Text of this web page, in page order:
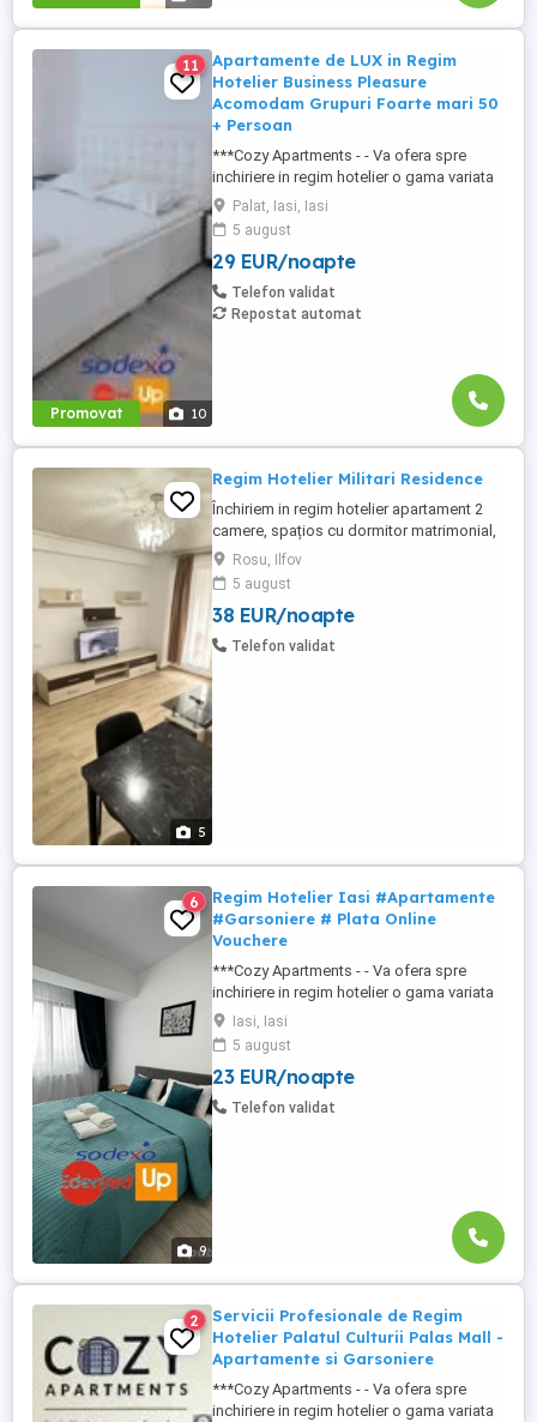
Promovat 10
11
Apartamente de LUX in Regim
Hotelier Business Pleasure
Acomodam Grupuri Foarte mari 50
+ Persoan
***Cozy Apartments - - Va ofera spre
inchiriere in regim hotelier o gama variata
de apartamente si garsoniere situate in
puncte cheie ale orasului doar in
complexe rezidentiale noi: *Zona Palas
Mall - Centru - Complex Lazar Residence;
*Zona Palas Mall - Centru Complex Q
Residence; *Zona Palas Mall - ...
Palat, Iasi, Iasi
5 august
29 EUR/noapte
Telefon validat
Repostat automat
5
Regim Hotelier Militari Residence
Închiriem in regim hotelier apartament 2
camere, spațios cu dormitor matrimonial,
in Militari Residence vis-a-vis de
complexul comercial La Strada având in
apropiere la 100 m restaurante, baruri, Lidl,
Mega Image, Auchan, stație de autobuz
etc... Preț apartament 2 camere 3 H 200 lei
Rosu, Ilfov
5 august
38 EUR/noapte
Telefon validat
9
6
Regim Hotelier Iasi #Apartamente
#Garsoniere # Plata Online
Vouchere
***Cozy Apartments - - Va ofera spre
inchiriere in regim hotelier o gama variata
de apartamente si garsoniere situate in
puncte cheie ale orasului doar in
complexe rezidentiale noi: *Zona Palas
Mall - Centru - Complex Lazar Residence;
*Zona Palas Mall - Centru Complex Q
Iasi, Iasi
5 august
23 EUR/noapte
Telefon validat
2
Servicii Profesionale de Regim
Hotelier Palatul Culturii Palas Mall -
Apartamente si Garsoniere
***Cozy Apartments - - Va ofera spre
inchiriere in regim hotelier o gama variata